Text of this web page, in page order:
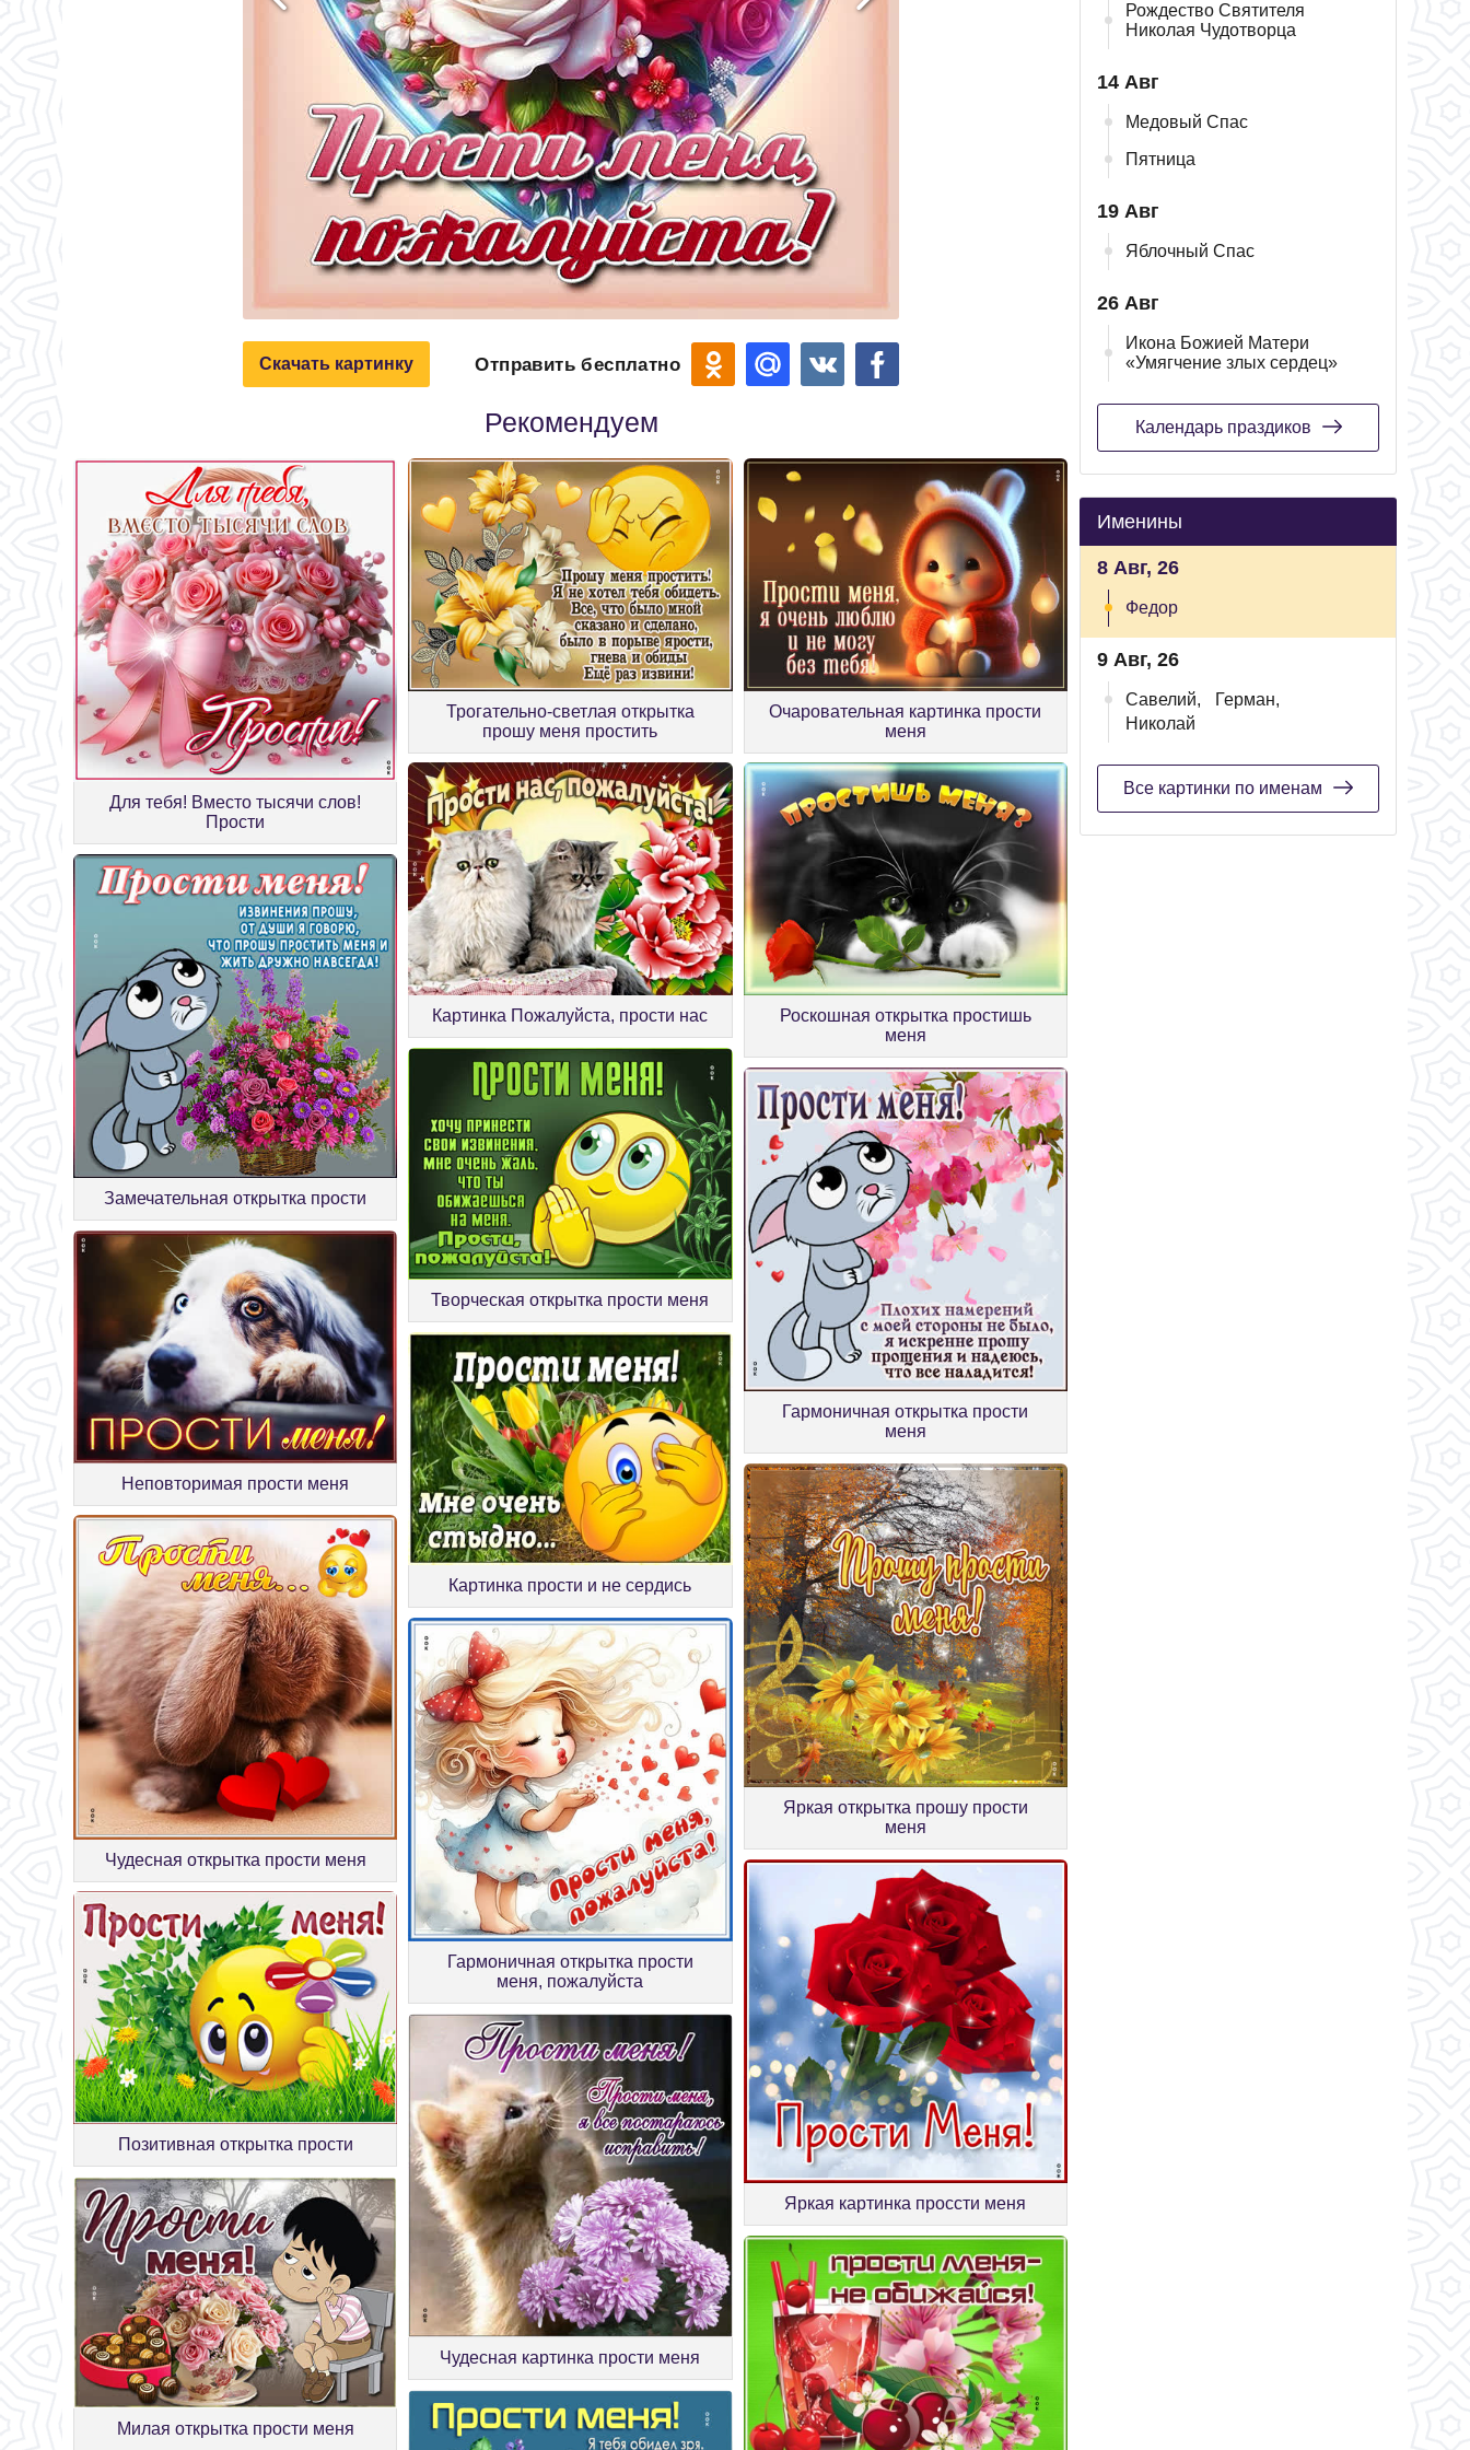
Скачать картинку Отправить бесплатно
Рекомендуем
Для тебя! Вместо тысячи слов!
Прости
Трогательно-светлая открытка
прошу меня простить
Очаровательная картинка прости
меня
Замечательная открытка прости
Картинка Пожалуйста, прости нас
Роскошная открытка простишь
меня
Неповторимая прости меня
Творческая открытка прости меня
Гармоничная открытка прости
меня
Чудесная открытка прости меня
Картинка прости и не сердись
Яркая открытка прошу прости
меня
Позитивная открытка прости
Гармоничная открытка прости
меня, пожалуйста
Яркая картинка проссти меня
Милая открытка прости меня
Чудесная картинка прости меня
Рождество Святителя
Николая Чудотворца
14 Авг
Медовый Спас
Пятница
19 Авг
Яблочный Спас
26 Авг
Икона Божией Матери
«Умягчение злых сердец»
Календарь праздиков
Именины
8 Авг, 26
Федор
9 Авг, 26
Савелий,
Герман,
Николай
Все картинки по именам